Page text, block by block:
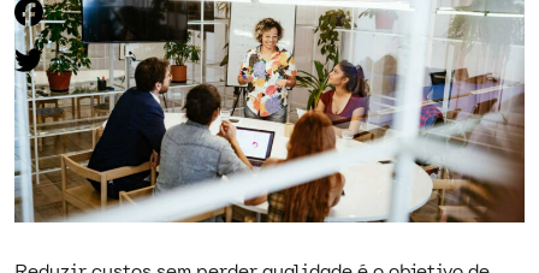
Facebook
Twitter